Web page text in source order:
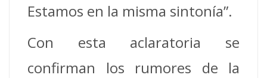
Estamos en la misma sintonía”.
Con esta aclaratoria se
confirman los rumores de la